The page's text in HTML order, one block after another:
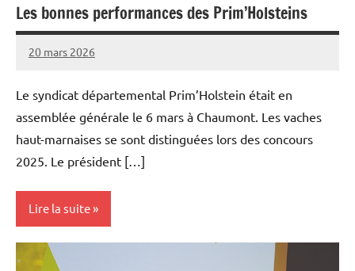
Les bonnes performances des Prim’Holsteins
20 mars 2026
Thibaut
Le syndicat départemental Prim’Holstein était en
assemblée générale le 6 mars à Chaumont. Les vaches
haut-marnaises se sont distinguées lors des concours
2025. Le président […]
Lire la suite
Elevages